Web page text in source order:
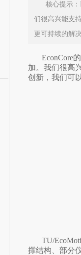
核心提示
们很高兴能支
更可持续的解
EconCore
加。我们很高
创新，我们可
TU/
撑结构、部分